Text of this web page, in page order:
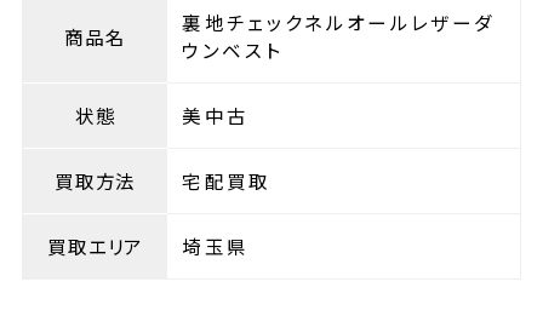
商品名
裏地チェックネルオールレザーダ
ウンベスト
状態 美中古
買取方法 宅配買取
買取エリア 埼玉県